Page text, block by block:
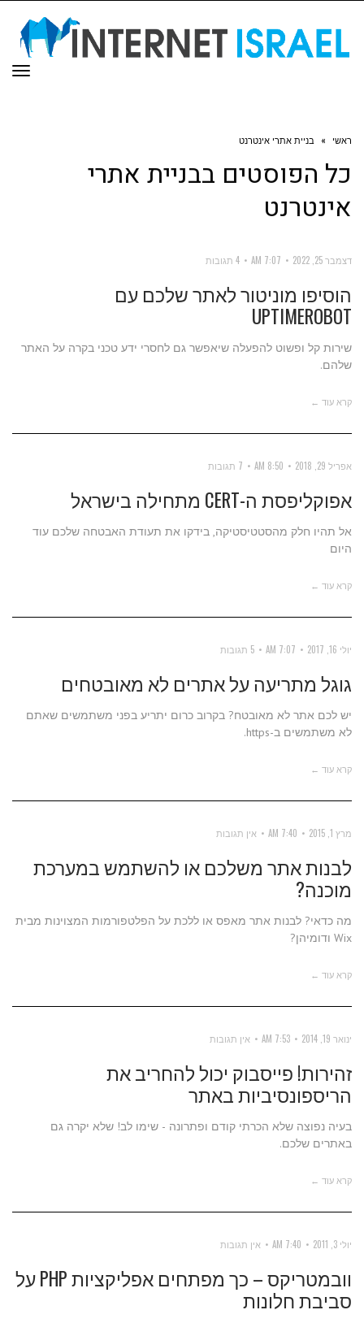
ראשי » בניית אתרי אינטרנט
כל הפוסטים בבניית אתרי
אינטרנט
דצמבר 25, 2022 7:07 AM 4 תגובות
הוסיפו מוניטור לאתר שלכם עם
UPTIMEROBOT
שירות קל ופשוט להפעלה שיאפשר גם לחסרי ידע טכני בקרה על האתר
שלהם.
קרא עוד ←
אפריל 29, 2018 8:50 AM 7 תגובות
אפוקליפסת ה-CERT מתחילה בישראל
אל תהיו חלק מהסטטיסטיקה, בידקו את תעודת האבטחה שלכם עוד
היום
קרא עוד ←
יולי 16, 2017 7:07 AM 5 תגובות
גוגל מתריעה על אתרים לא מאובטחים
יש לכם אתר לא מאובטח? בקרוב כרום יתריע בפני משתמשים שאתם
לא משתמשים ב-https.
קרא עוד ←
מרץ 1, 2015 7:40 AM אין תגובות
לבנות אתר משלכם או להשתמש במערכת
מוכנה?
מה כדאי? לבנות אתר מאפס או ללכת על הפלטפורמות המצוינות מבית
Wix ודומיהן?
קרא עוד ←
ינואר 19, 2014 7:53 AM אין תגובות
זהירות! פייסבוק יכול להחריב את
הריספונסיביות באתר
בעיה נפוצה שלא הכרתי קודם ופתרונה - שימו לב! שלא יקרה גם
באתרים שלכם.
קרא עוד ←
יולי 3, 2011 7:40 AM אין תגובות
וובמטריקס – כך מפתחים אפליקציות PHP על
סביבת חלונות